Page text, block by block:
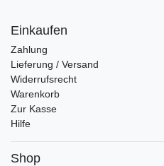
Einkaufen
Zahlung
Lieferung / Versand
Widerrufsrecht
Warenkorb
Zur Kasse
Hilfe
Shop